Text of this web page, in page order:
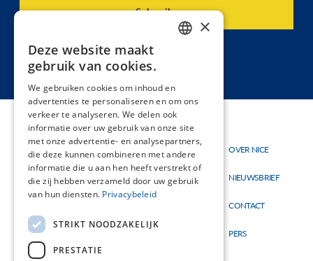
Hoofdnavigatie
Thema's
Materialen
Nieuw
Topmenu
OVER NICE
NIEUWSBRIEF
CONTACT
PERS
×
Deze website maakt
gebruik van cookies.
We gebruiken cookies om inhoud en
advertenties te personaliseren en om ons
verkeer te analyseren. We delen ook
informatie over uw gebruik van onze site
met onze advertentie- en analysepartners,
die deze kunnen combineren met andere
informatie die u aan hen heeft verstrekt of
die zij hebben verzameld door uw gebruik
van hun diensten. Privacybeleid
STRIKT NOODZAKELIJK
PRESTATIE